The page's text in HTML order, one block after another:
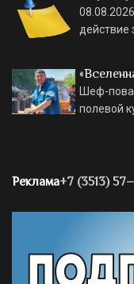
08.08.2026
действие
Шеф-
полевой
Реклама+7 (3513)